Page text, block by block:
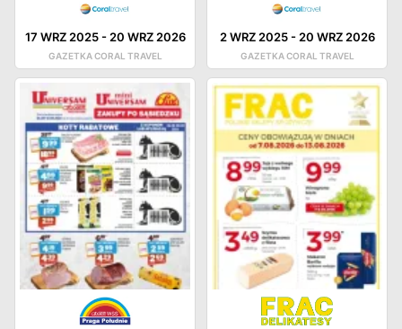
17 WRZ 2025-20 WRZ 2026
GAZETKA CORAL TRAVEL
2 WRZ 2025-20 WRZ 2026
GAZETKA CORAL TRAVEL